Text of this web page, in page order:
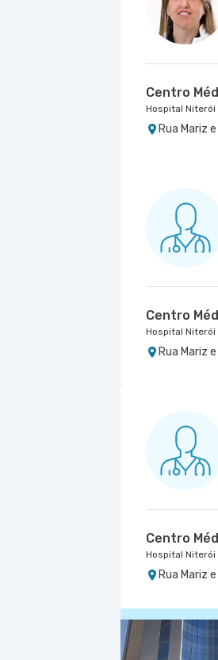
Centro
Hospital Niterói
Rua Mariz
Centro
Hospital Niterói
Rua Mariz
Centro
Hospital Niterói
Rua Mariz